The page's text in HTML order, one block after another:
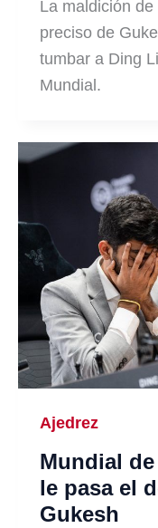
La maldición
preciso de
tumbar a Ding
Mundial.
Ajedrez
Mundial
le pasa el
Gukesh